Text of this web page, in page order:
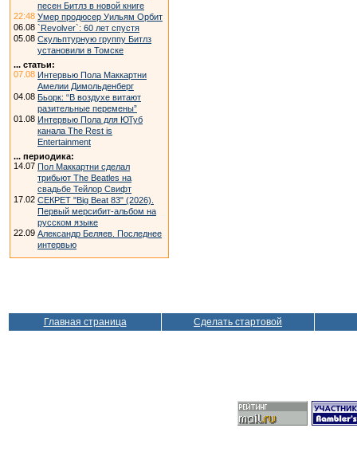
песен Битлз в новой книге
22:48 Умер продюсер Уильям Орбит
06.08 `Revolver`: 60 лет спустя
05.08 Скульптурную группу Битлз
установили в Томске
... статьи:
07.08 Интервью Пола Маккартни
Амелии Димольденберг
04.08 Бьорк: “В воздухе витают
разительные перемены”
01.08 Интервью Пола для ЮТуб
канала The Rest is
Entertainment
... периодика:
14.07 Пол Маккартни сделал
трибьют The Beatles на
свадьбе Тейлор Свифт
17.02 СЕКРЕТ "Big Beat 83" (2026).
Первый мерсибит-альбом на
русском языке
22.09 Александр Беляев. Последнее
интервью
Главная страница Сделать стартовой